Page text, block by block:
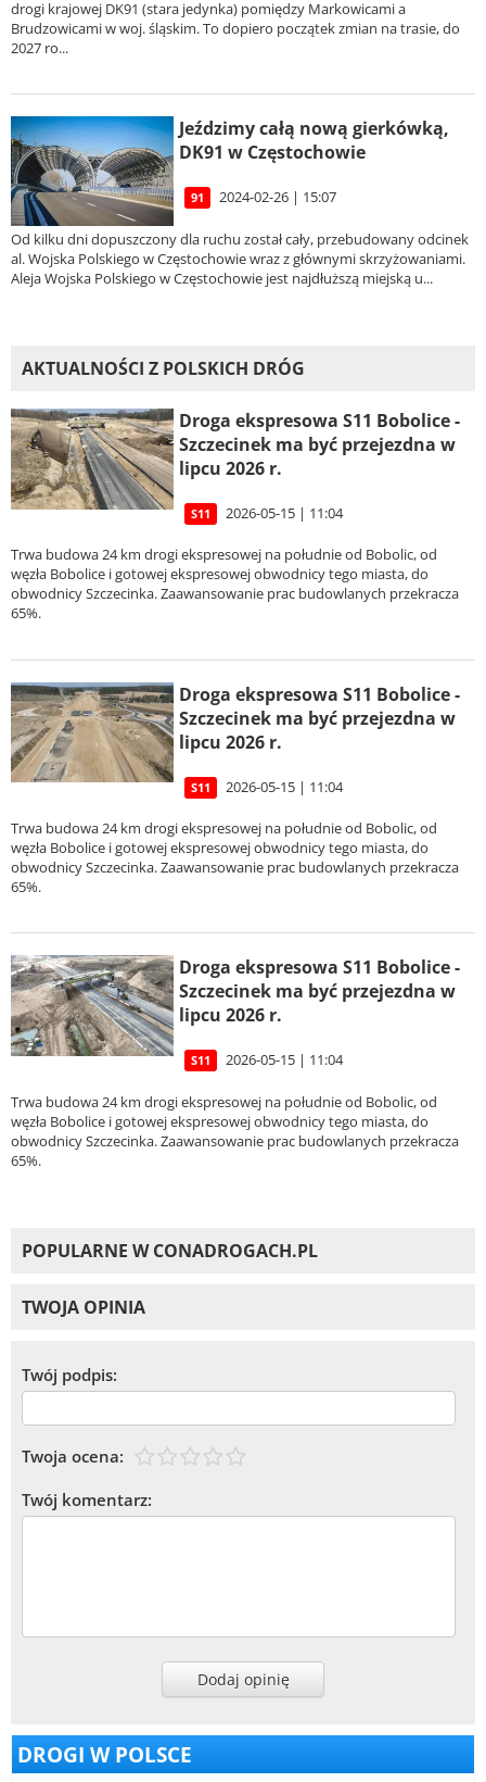
drogi krajowej DK91 (stara jedynka) pomiędzy Markowicami a
Brudzowicami w woj. śląskim. To dopiero początek zmian na trasie, do
2027 ro...
Jeździmy całą nową gierkówką,
DK91 w Częstochowie
91 2024-02-26 | 15:07
Od kilku dni dopuszczony dla ruchu został cały, przebudowany odcinek
al. Wojska Polskiego w Częstochowie wraz z głównymi skrzyżowaniami.
Aleja Wojska Polskiego w Częstochowie jest najdłuższą miejską u...
AKTUALNOŚCI Z POLSKICH DRÓG
Droga ekspresowa S11 Bobolice -
Szczecinek ma być przejezdna w
lipcu 2026 r.
S11 2026-05-15 | 11:04
Trwa budowa 24 km drogi ekspresowej na południe od Bobolic, od
węzła Bobolice i gotowej ekspresowej obwodnicy tego miasta, do
obwodnicy Szczecinka. Zaawansowanie prac budowlanych przekracza
65%.
Droga ekspresowa S11 Bobolice -
Szczecinek ma być przejezdna w
lipcu 2026 r.
S11 2026-05-15 | 11:04
Trwa budowa 24 km drogi ekspresowej na południe od Bobolic, od
węzła Bobolice i gotowej ekspresowej obwodnicy tego miasta, do
obwodnicy Szczecinka. Zaawansowanie prac budowlanych przekracza
65%.
Droga ekspresowa S11 Bobolice -
Szczecinek ma być przejezdna w
lipcu 2026 r.
S11 2026-05-15 | 11:04
Trwa budowa 24 km drogi ekspresowej na południe od Bobolic, od
węzła Bobolice i gotowej ekspresowej obwodnicy tego miasta, do
obwodnicy Szczecinka. Zaawansowanie prac budowlanych przekracza
65%.
POPULARNE W CONADROGACH.PL
TWOJA OPINIA
Twój podpis:
Twoja ocena:
Twój komentarz:
Dodaj opinię
DROGI W POLSCE